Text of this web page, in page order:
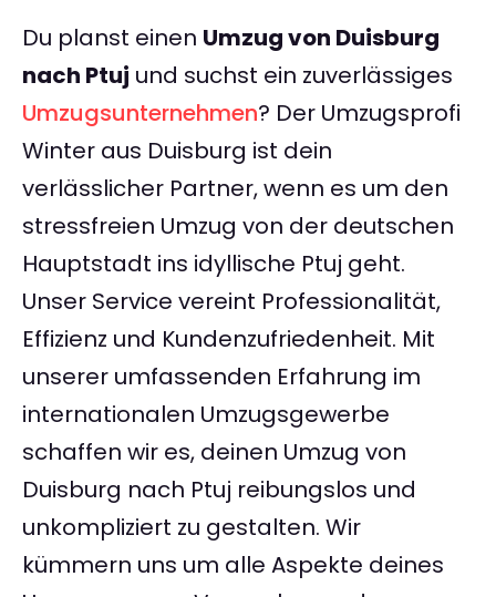
Du planst einen Umzug von Duisburg
nach Ptuj und suchst ein zuverlässiges
Umzugsunternehmen? Der Umzugsprofi
Winter aus Duisburg ist dein
verlässlicher Partner, wenn es um den
stressfreien Umzug von der deutschen
Hauptstadt ins idyllische Ptuj geht.
Unser Service vereint Professionalität,
Effizienz und Kundenzufriedenheit. Mit
unserer umfassenden Erfahrung im
internationalen Umzugsgewerbe
schaffen wir es, deinen Umzug von
Duisburg nach Ptuj reibungslos und
unkompliziert zu gestalten. Wir
kümmern uns um alle Aspekte deines